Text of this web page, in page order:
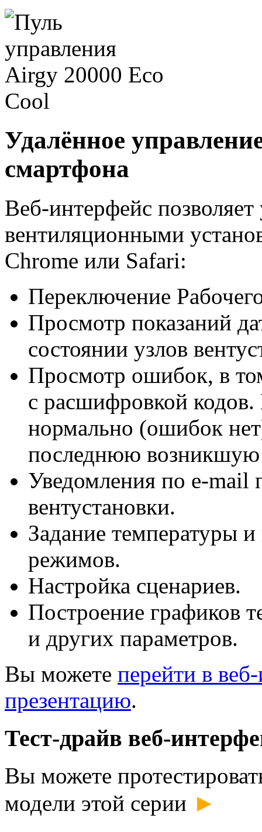
Удалённое
смартфона
Веб-интерфейс позволяет
вентиляционными
Chrome или Safari:
Переключение
Просмотр показаний
состоянии узлов
Просмотр ошибок, в
с расшифровкой кодов.
нормально (ошибок
последнюю
Уведомления по e-mail
вентустановки.
Задание температуры
режимов.
Настройка сценариев.
Построение графиков
и других параметров.
Вы можете перейти в
презентацию.
Тест-драйв веб-
Вы можете
модели этой серии ►